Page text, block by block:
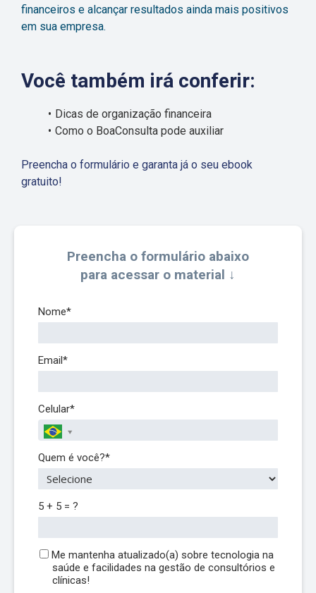
financeiros e alcançar resultados ainda mais positivos
em sua empresa.
Você também irá conferir:
Dicas de organização financeira
Como o BoaConsulta pode auxiliar
Preencha o formulário e garanta já o seu ebook
gratuito!
Preencha o formulário abaixo
para acessar o material ↓
Nome*
Email*
Celular*
Quem é você?*
5 + 5 = ?
Me mantenha atualizado(a) sobre tecnologia na
saúde e facilidades na gestão de consultórios e
clínicas!